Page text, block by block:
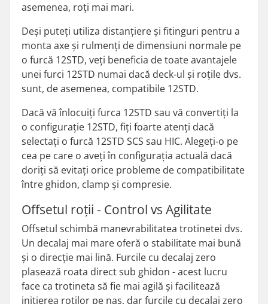
asemenea, roți mai mari.
Deși puteți utiliza distanțiere și fitinguri pentru a
monta axe și rulmenți de dimensiuni normale pe
o furcă 12STD, veți beneficia de toate avantajele
unei furci 12STD numai dacă deck-ul și roțile dvs.
sunt, de asemenea, compatibile 12STD.
Dacă vă înlocuiți furca 12STD sau vă convertiți la
o configurație 12STD, fiți foarte atenți dacă
selectați o furcă 12STD SCS sau HIC. Alegeți-o pe
cea pe care o aveți în configurația actuală dacă
doriți să evitați orice probleme de compatibilitate
între ghidon, clamp și compresie.
Offsetul roții - Control vs Agilitate
Offsetul schimbă manevrabilitatea trotinetei dvs.
Un decalaj mai mare oferă o stabilitate mai bună
și o direcție mai lină. Furcile cu decalaj zero
plasează roata direct sub ghidon - acest lucru
face ca trotineta să fie mai agilă și facilitează
inițierea roților pe nas, dar furcile cu decalaj zero